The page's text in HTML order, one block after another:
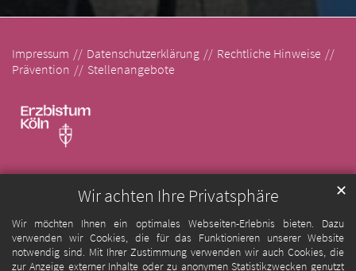
Wir achten Ihre Privatsphäre
Wir möchten Ihnen ein optimales Webseiten-Erlebnis bieten. Dazu
verwenden wir Cookies, die für das Funktionieren unserer Website
notwendig sind. Mit Ihrer Zustimmung verwenden wir auch Cookies, die
zur Anzeige externer Inhalte oder zu anonymen Statistikzwecken genutzt
✕
Impressum Datenschutzerklärung
Rechtliche Hinweise
Prävention
Stellenangebote